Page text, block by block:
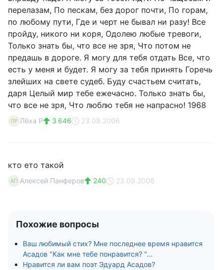
перелазам, По пескам, без дорог почти, По горам,
по любому пути, Где и черт не бывал ни разу! Все
пройду, никого ни коря, Одолею любые тревоги,
Только знать бы, что все не зря, Что потом не
предашь в дороге. Я могу для тебя отдать Все, что
есть у меня и будет. Я могу за тебя принять Горечь
злейших на свете судеб. Буду счастьем считать,
даря Целый мир тебе ежечасно. Только знать бы,
что все не зря, Что люблю тебя не напрасно! 1968
ЛР Лёха Р 3 646 23.09.2006
кто ето такой
АП Алексей Панферов 240 23.09.2006
Похожие вопросы
Ваш любимый стих? Мне последнее время нравится
Асадов "Как мне тебе понравится? "...
Нравится ли вам поэт Эдуард Асадов?